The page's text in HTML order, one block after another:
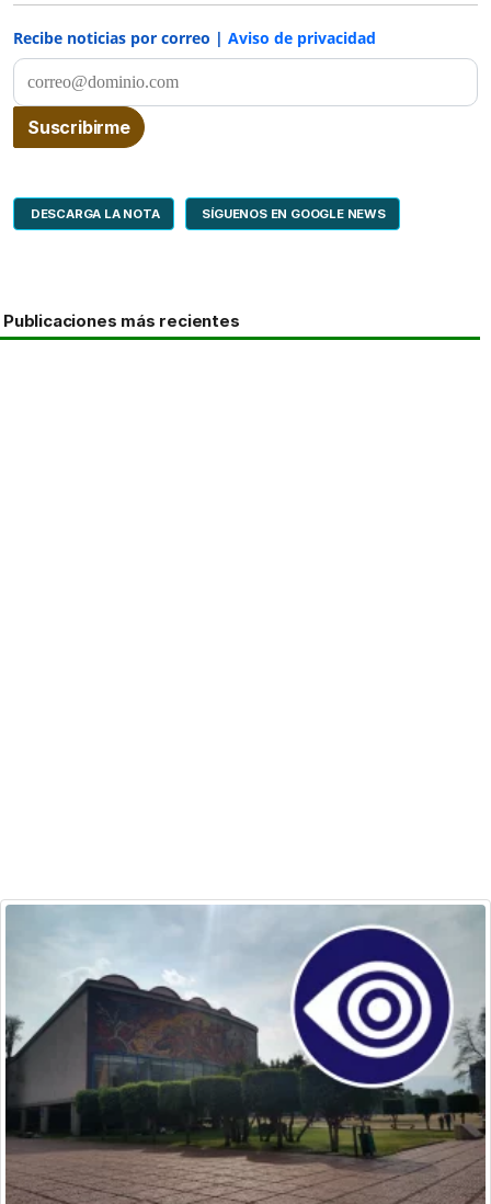
Recibe noticias por correo | Aviso de privacidad
DESCARGA LA NOTA SÍGUENOS EN GOOGLE NEWS
Publicaciones más recientes